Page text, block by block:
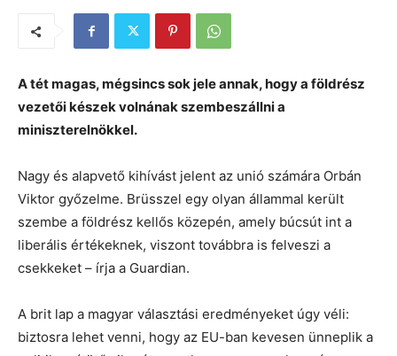
A tét magas, mégsincs sok jele annak, hogy a földrész
vezetői készek volnának szembeszállni a
miniszterelnökkel.
Nagy és alapvető kihívást jelent az unió számára Orbán
Viktor győzelme. Brüsszel egy olyan állammal került
szembe a földrész kellős közepén, amely búcsút int a
liberális értékeknek, viszont továbbra is felveszi a
csekkeket – írja a Guardian.
A brit lap a magyar választási eredményeket úgy véli:
biztosra lehet venni, hogy az EU-ban kevesen ünneplik a